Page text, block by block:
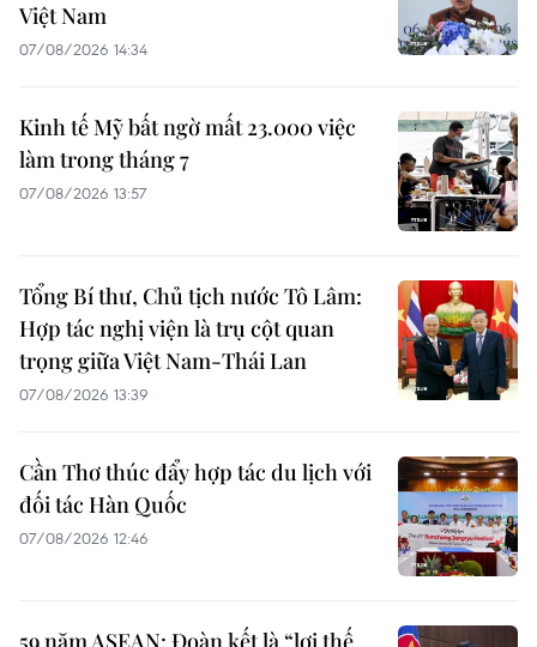
Việt Nam
07/08/2026 14:34
Kinh tế Mỹ bất ngờ mất 23.000 việc
làm trong tháng 7
07/08/2026 13:57
Tổng Bí thư, Chủ tịch nước Tô Lâm:
Hợp tác nghị viện là trụ cột quan
trọng giữa Việt Nam-Thái Lan
07/08/2026 13:39
Cần Thơ thúc đẩy hợp tác du lịch với
đối tác Hàn Quốc
07/08/2026 12:46
59 năm ASEAN: Đoàn kết là “lợi thế